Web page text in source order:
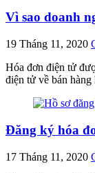
Vì sao doanh
19 Tháng 11, 2020
Hóa đơn điện tử
điện tử về bán
Đăng ký hóa
17 Tháng 11, 2020